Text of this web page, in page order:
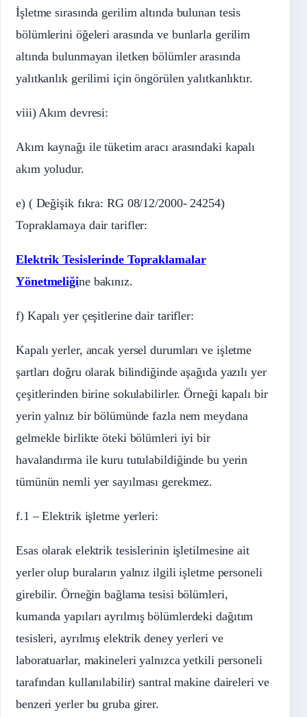
İşletme sırasında gerilim altında bulunan tesis
bölümlerini öğeleri arasında ve bunlarla gerilim
altında bulunmayan iletken bölümler arasında
yalıtkanlık gerilimi için öngörülen yalıtkanlıktır.
viii) Akım devresi:
Akım kaynağı ile tüketim aracı arasındaki kapalı
akım yoludur.
e) ( Değişik fıkra: RG 08/12/2000- 24254)
Topraklamaya dair tarifler:
Elektrik Tesislerinde Topraklamalar
Yönetmeliğine bakınız.
f) Kapalı yer çeşitlerine dair tarifler:
Kapalı yerler, ancak yersel durumları ve işletme
şartları doğru olarak bilindiğinde aşağıda yazılı yer
çeşitlerinden birine sokulabilirler. Örneği kapalı bir
yerin yalnız bir bölümünde fazla nem meydana
gelmekle birlikte öteki bölümleri iyi bir
havalandırma ile kuru tutulabildiğinde bu yerin
tümünün nemli yer sayılması gerekmez.
f.1 – Elektrik işletme yerleri:
Esas olarak elektrik tesislerinin işletilmesine ait
yerler olup buraların yalnız ilgili işletme personeli
girebilir. Örneğin bağlama tesisi bölümleri,
kumanda yapıları ayrılmış bölümlerdeki dağıtım
tesisleri, ayrılmış elektrik deney yerleri ve
laboratuarlar, makineleri yalnızca yetkili personeli
tarafından kullanılabilir) santral makine daireleri ve
benzeri yerler bu gruba girer.